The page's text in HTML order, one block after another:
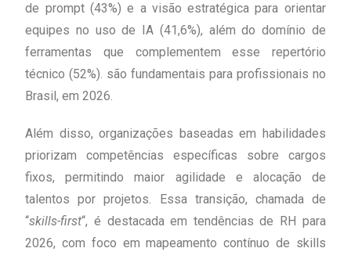
de prompt (43%) e a visão estratégica para orientar
equipes no uso de IA (41,6%), além do domínio de
ferramentas que complementem esse repertório
técnico (52%). são fundamentais para profissionais no
Brasil, em 2026.
Além disso, organizações baseadas em habilidades
priorizam competências específicas sobre cargos
fixos, permitindo maior agilidade e alocação de
talentos por projetos. Essa transição, chamada de
“skills-first“, é destacada em tendências de RH para
2026, com foco em mapeamento contínuo de skills